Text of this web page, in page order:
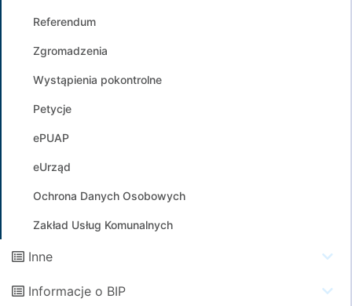
Referendum
Zgromadzenia
Wystąpienia pokontrolne
Petycje
ePUAP
eUrząd
Ochrona Danych Osobowych
Zakład Usług Komunalnych
Inne
Informacje o BIP